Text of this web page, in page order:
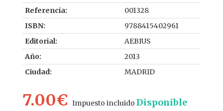
Referencia:
001328
ISBN:
9788415402961
Editorial:
AEBIUS
Año:
2013
Ciudad:
MADRID
7.00€ Impuesto incluido Disponible